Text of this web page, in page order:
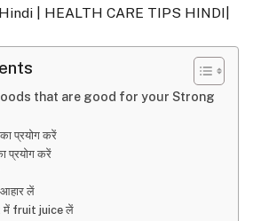
| HEALTH CARE TIPS HINDI|
that are good for your Strong
प्रयोग करें
प्रयोग करें
लें
में fruit juice लें